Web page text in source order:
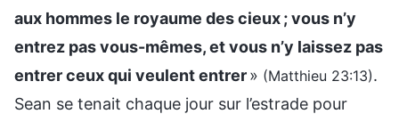
aux hommes le royaume des cieux ; vous n’y
entrez pas vous-mêmes, et vous n’y laissez pas
entrer ceux qui veulent entrer» (Matthieu 23:13).
Sean se tenait chaque jour sur l’estrade pour